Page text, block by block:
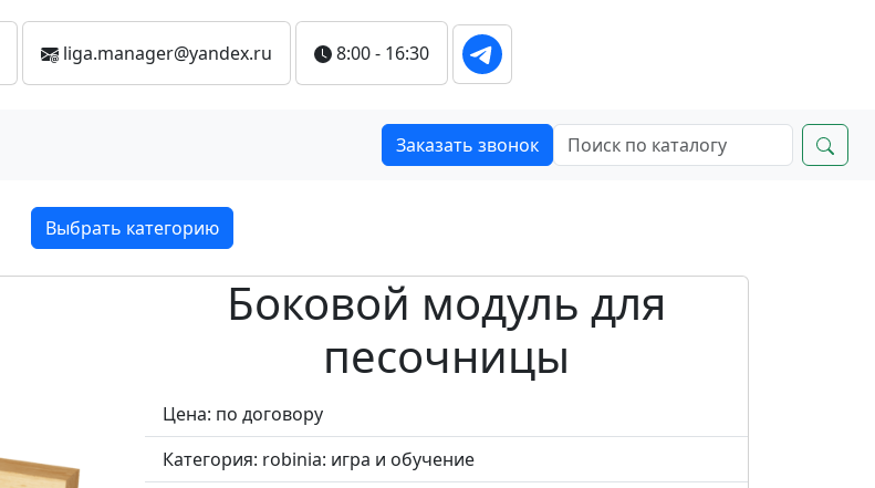
liga.manager@yandex.ru 8:00 - 16:30
Заказать звонок
Выбрать категорию
Боковой модуль для
песочницы
Цена: по договору
Категория: robinia: игра и обучение